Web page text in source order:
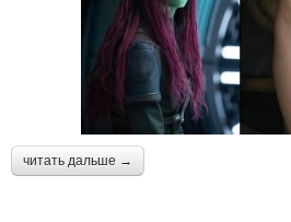
читать дальше →